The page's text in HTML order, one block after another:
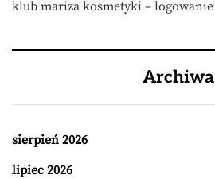
klub mariza kosmetyki – logowanie
Archiwa
sierpień 2026
lipiec 2026